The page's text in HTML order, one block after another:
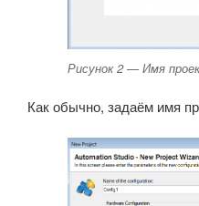
Рисунок 2 — Имя
Как обычно, задаём имя